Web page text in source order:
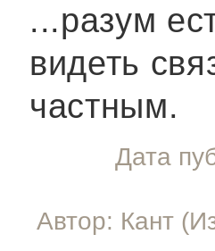
...разум
видеть
частным.
Дата
Автор: Кант